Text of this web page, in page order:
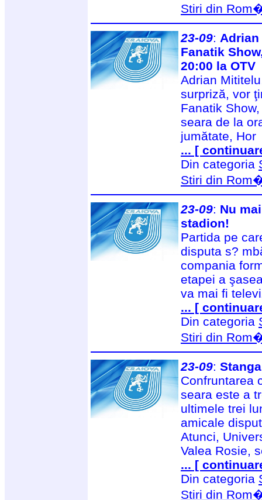
Stiri din
23-09:
Fanatik
20:00 la OTV
Adrian
surpriză, vor
Fanatik
seara de la
jumătate, Hor
... [
Din categoria
Stiri din
23-09: Nu
stadion!
Partida pe
disputa s?
compania
etapei a
va mai fi
... [
Din categoria
Stiri din
23-09:
Confruntarea
seara este a
ultimele trei
amicale
Atunci,
Valea Rosie,
... [
Din categoria
Stiri din